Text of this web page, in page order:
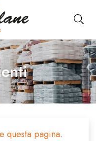
questa pagina.